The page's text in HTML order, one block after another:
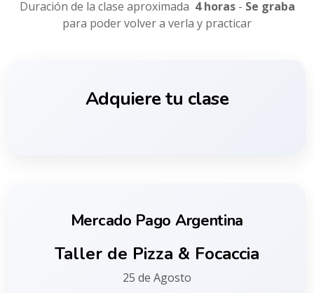
Duración de la clase aproximada 4 horas- Se graba
para poder volver a verla y practicar
Adquiere tu clase
Mercado Pago Argentina
Taller de Pizza & Focaccia
25 de Agosto